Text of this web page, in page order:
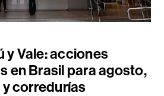
y Vale: acciones
en Brasil para agosto,
corredurías